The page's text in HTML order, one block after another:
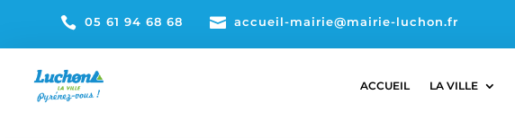
 05 61 94 68 68  accueil-mairie@mairie-luchon.fr
ACCUEIL LA VILLE